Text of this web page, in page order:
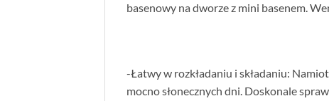
basenowy na dworze z mini basenem.
-Łatwy w rozkładaniu i składaniu:
mocno słonecznych dni. Doskonale